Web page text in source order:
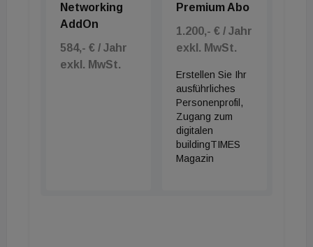
Networking
AddOn
584,- € / Jahr
exkl. MwSt.
Premium Abo
1.200,- € / Jahr
exkl. MwSt.
Erstellen Sie Ihr
ausführliches
Personenprofil,
Zugang zum
digitalen
buildingTIMES
Magazin